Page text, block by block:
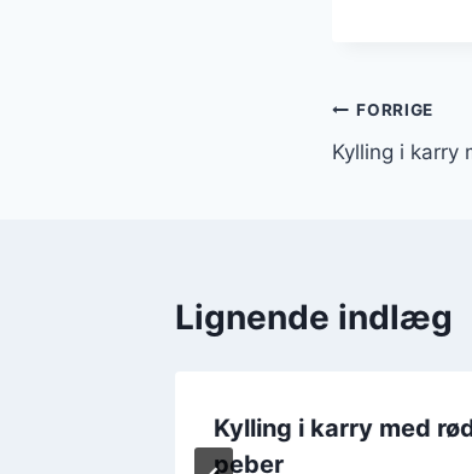
FORRIGE
Kylling i karry
Lignende indlæg
Kylling i karry med
peber